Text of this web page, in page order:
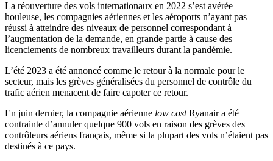
La réouverture des vols internationaux en 2022 s’est avérée
houleuse, les compagnies aériennes et les aéroports n’ayant pas
réussi à atteindre des niveaux de personnel correspondant à
l’augmentation de la demande, en grande partie à cause des
licenciements de nombreux travailleurs durant la pandémie.
L’été 2023 a été annoncé comme le retour à la normale pour le
secteur, mais les grèves généralisées du personnel de contrôle du
trafic aérien menacent de faire capoter ce retour.
En juin dernier, la compagnie aérienne low costRyanair a été
contrainte d’annuler quelque 900 vols en raison des grèves des
contrôleurs aériens français, même si la plupart des vols n’étaient pas
destinés à ce pays.